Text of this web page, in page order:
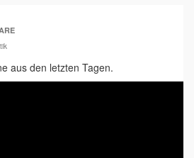
aus den letzten Tagen.